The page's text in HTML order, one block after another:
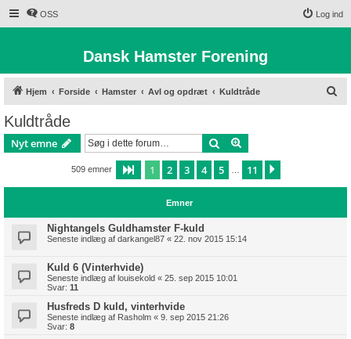
OSS Log ind
Dansk Hamster Forening
Hjem Forside Hamster Avl og opdræt Kuldtråde
Kuldtråde
Nyt emne Søg
509 emner Side af 11
1 2 3 4 5 11
Emner
Nightangels Guldhamster F-kuld
Seneste indlæg af darkangel87 « 22. nov 2015 15:14
Kuld 6 (Vinterhvide)
Seneste indlæg af louisekold « 25. sep 2015 10:01
Svar: 11
Husfreds D kuld, vinterhvide
Seneste indlæg af Rasholm « 9. sep 2015 21:26
Svar: 8